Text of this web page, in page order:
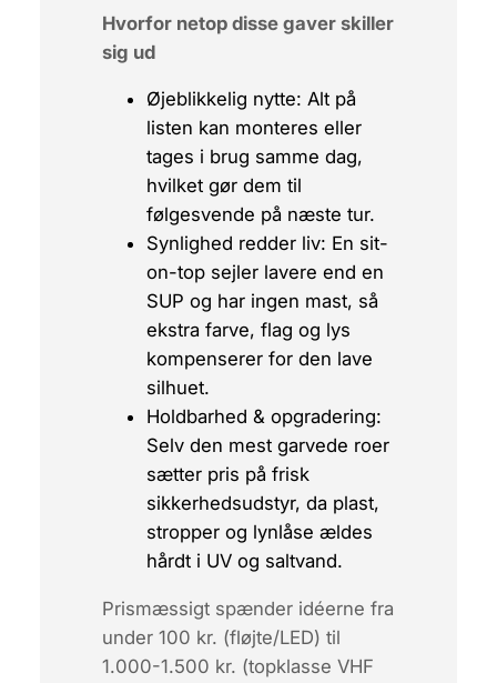
Hvorfor netop disse gaver skiller
sig ud
Øjeblikkelig nytte: Alt på
listen kan monteres eller
tages i brug samme dag,
hvilket gør dem til
følgesvende på næste tur.
Synlighed redder liv: En sit-
on-top sejler lavere end en
SUP og har ingen mast, så
ekstra farve, flag og lys
kompenserer for den lave
silhuet.
Holdbarhed & opgradering:
Selv den mest garvede roer
sætter pris på frisk
sikkerhedsudstyr, da plast,
stropper og lynlåse ældes
hårdt i UV og saltvand.
Prismæssigt spænder idéerne fra
under 100 kr. (fløjte/LED) til
1.000-1.500 kr. (topklasse VHF